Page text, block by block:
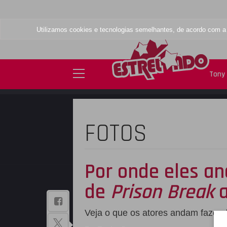
Utilizamos cookies e tecnologias semelhantes, de acordo com
Tony
FOTOS
Por onde eles
de Prison Break
Veja o que os atores andam
BAIXE NOSSO